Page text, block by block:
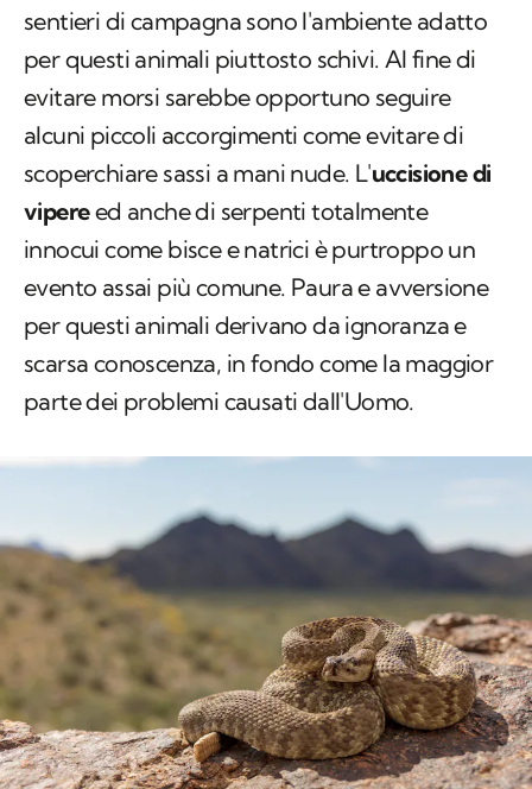
sentieri di campagna sono l'ambiente adatto
per questi animali piuttosto schivi. Al fine di
evitare morsi sarebbe opportuno seguire
alcuni piccoli accorgimenti come evitare di
scoperchiare sassi a mani nude. L'uccisione di
vipereed anche di serpenti totalmente
innocui come bisce e natrici è purtroppo un
evento assai più comune. Paura e avversione
per questi animali derivano da ignoranza e
scarsa conoscenza, in fondo come la maggior
parte dei problemi causati dall'Uomo.